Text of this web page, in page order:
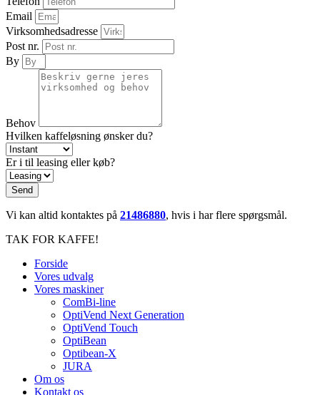
Email
Virksomhedsadresse
Post nr.
By
Behov
Hvilken kaffeløsning ønsker du?
Er i til leasing eller køb?
Send
Vi kan altid kontaktes på 21486880, hvis i har flere spørgsmål.
TAK FOR KAFFE!
Forside
Vores udvalg
Vores maskiner
ComBi-line
OptiVend Next Generation
OptiVend Touch
OptiBean
Optibean-X
JURA
Om os
Kontakt os